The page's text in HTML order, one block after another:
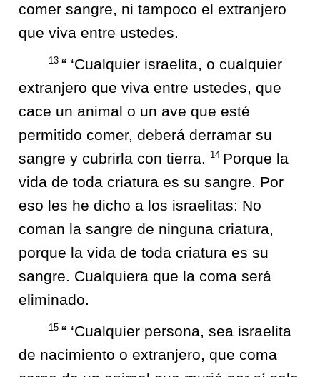
comer sangre, ni tampoco el extranjero
que viva entre ustedes.
13 “ ‘Cualquier israelita, o cualquier
extranjero que viva entre ustedes, que
cace un animal o un ave que esté
permitido comer, deberá derramar su
sangre y cubrirla con tierra.
14 Porque la
vida de toda criatura es su sangre. Por
eso les he dicho a los israelitas: No
coman la sangre de ninguna criatura,
porque la vida de toda criatura es su
sangre. Cualquiera que la coma será
eliminado.
15 “ ‘Cualquier persona, sea israelita
de nacimiento o extranjero, que coma